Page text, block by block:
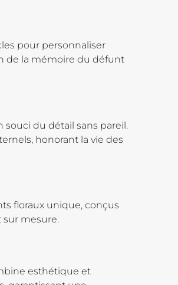
pour personnaliser
de la mémoire du défunt
du détail sans pareil.
honorant la vie des
floraux unique, conçus
mesure.
esthétique et